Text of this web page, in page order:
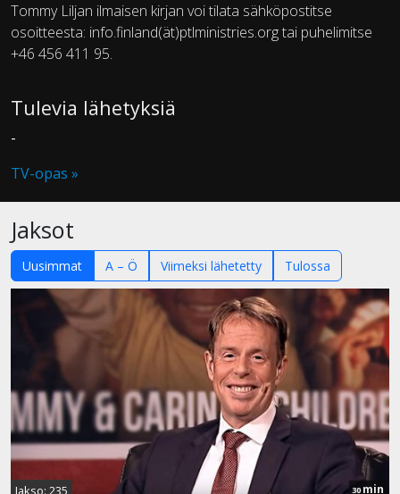
Tommy Liljan ilmaisen kirjan voi tilata sähköpostitse
osoitteesta: info.finland(ät)ptlministries.org tai puhelimitse
+46 456 411 95.
Tulevia lähetyksiä
-
TV-opas »
Jaksot
Uusimmat A – Ö Viimeksi lähetetty Tulossa
Jakso: 235 30min